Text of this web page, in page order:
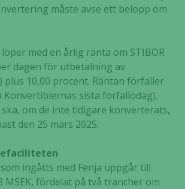
måste avse ett belopp om
med en årlig ränta om STIBOR
dagen för utbetalning av
plus 10,00 procent. Räntan förfaller
Konvertiblernas sista förfallodag).
om de inte tidigare konverterats,
den 25 mars 2025.
ingåtts med Fenja uppgår till
fördelat på två trancher om